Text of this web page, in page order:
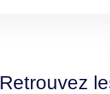
Retrouvez